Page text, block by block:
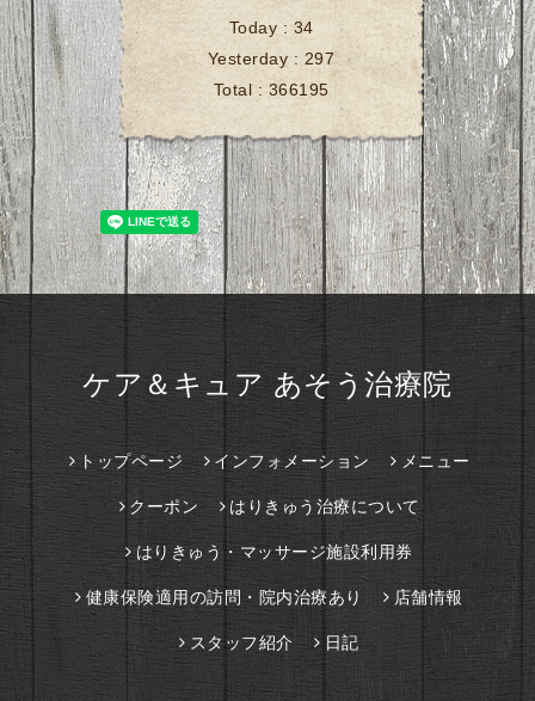
Today : 34
Yesterday : 297
Total : 366195
ケア＆キュア あそう治療院
トップページ インフォメーション メニュー
クーポン はりきゅう治療について
はりきゅう・マッサージ施設利用券
健康保険適用の訪問・院内治療あり 店舗情報
スタッフ紹介 日記